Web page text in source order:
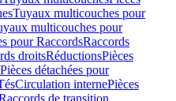
Tuyaux multicouches pour
multicouches pour
pour RaccordsRaccords
droitsRéductionsPièces
Pièces détachées pour
Circulation internePièces
de transition